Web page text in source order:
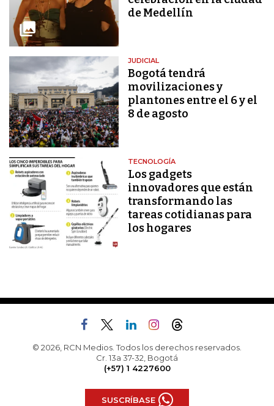
de Medellín
JUDICIAL
Bogotá tendrá
movilizaciones y
plantones entre el 6 y el
8 de agosto
TECNOLOGÍA
Los gadgets
innovadores que están
transformando las
tareas cotidianas para
los hogares
© 2026, RCN Medios. Todos los derechos reservados.
Cr. 13a 37-32, Bogotá
(+57) 1 4227600
SUSCRÍBASE